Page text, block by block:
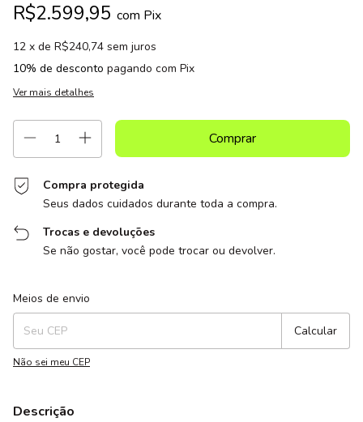
R$2.599,95 com Pix
12 x de R$240,74 sem juros
10% de desconto pagando com Pix
Ver mais detalhes
Compra protegida
Seus dados cuidados durante toda a compra.
Trocas e devoluções
Se não gostar, você pode trocar ou devolver.
Entregas para o CEP:
Meios de envio
Calcular
Não sei meu CEP
Descrição